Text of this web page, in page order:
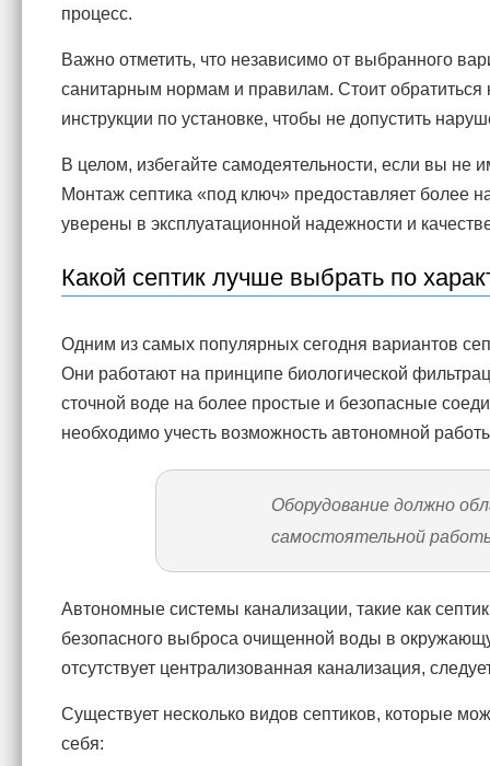
процесс.
Важно отметить, что независимо от выбранного
санитарным нормам и правилам. Стоит
инструкции по установке, чтобы не допустить
В целом, избегайте самодеятельности, если вы не
Монтаж септика «под ключ» предоставляет более
уверены в эксплуатационной надежности и
Какой септик лучше выбрать по
Одним из самых популярных сегодня вариантов
Они работают на принципе биологической
сточной воде на более простые и безопасные
необходимо учесть возможность автономной
Оборудование должно
самостоятельной
Автономные системы канализации, такие как
безопасного выброса очищенной воды в
отсутствует централизованная канализация,
Существует несколько видов септиков, которые
себя: